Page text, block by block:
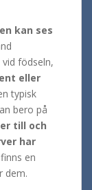
kan ses
födseln,
eller
typisk
bero på
till och
har
en
dem.